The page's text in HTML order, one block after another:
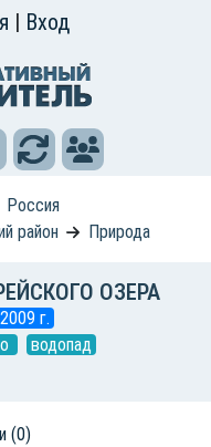
| Вход
Россия
район Природа
ОЗЕРА
г.
водопад
(0)